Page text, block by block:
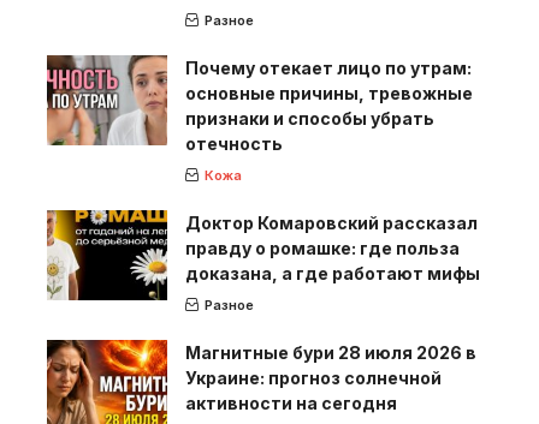
Разное
Почему отекает лицо по утрам:
основные причины, тревожные
признаки и способы убрать
отечность
Кожа
Доктор Комаровский рассказал
правду о ромашке: где польза
доказана, а где работают мифы
Разное
Магнитные бури 28 июля 2026 в
Украине: прогноз солнечной
активности на сегодня